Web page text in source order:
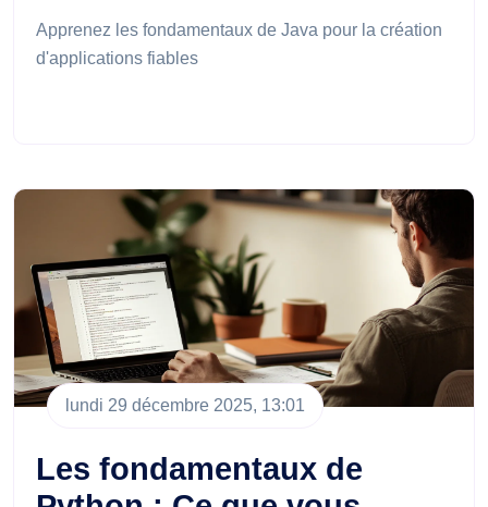
Apprenez les fondamentaux de Java pour la création
d'applications fiables
lundi 29 décembre 2025, 13:01
Les fondamentaux de